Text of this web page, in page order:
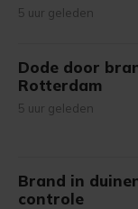
5 uur geleden
Dode door
Rotterdam
5 uur geleden
Brand in
controle